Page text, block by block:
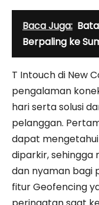
Baca Juga:
Berpaling ke
T Intouch di New
pengalaman
hari serta solusi
pelanggan.
dapat
diparkir,
dan nyaman bagi
fitur Geofencing